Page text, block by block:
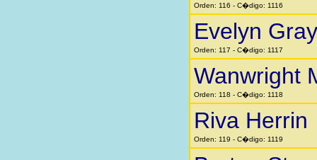
Orden: 116 - C�digo: 1116
Evelyn
Orden: 117 - C�digo: 1117
Wanwright
Orden: 118 - C�digo: 1118
Riva Herrin
Orden: 119 - C�digo: 1119